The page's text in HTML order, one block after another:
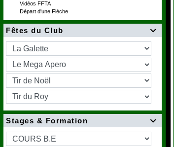
Vidéos FFTA
Départ d'une Fléche

Fêtes du Club

Stages & Formation